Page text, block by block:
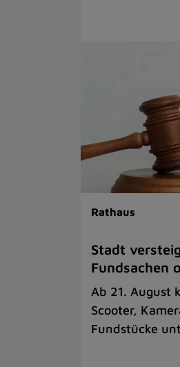
Rathaus
Stadt
Fundsachen
Ab 21. August
Scooter,
Fundstücke